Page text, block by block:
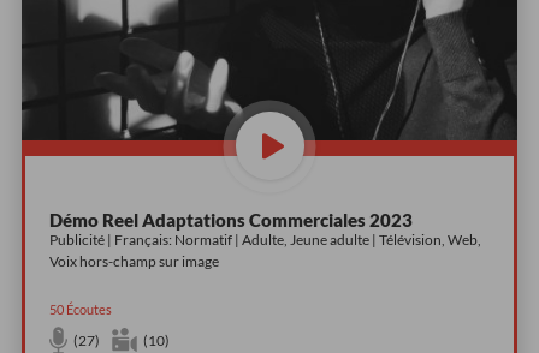
Démo Reel Adaptations Commerciales 2023
Publicité | Français: Normatif | Adulte, Jeune adulte | Télévision, Web,
Voix hors-champ sur image
50Écoutes
(27) (10)